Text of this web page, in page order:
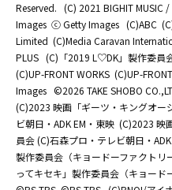
Reserved. (C) 2021 BIGHIT MUSIC
Images ⓒ Getty Images (C)ABC
Limited (C)Media Caravan
PLUS (C)「2019 L♡DK」製作委員
(C)UP-FRONT WORKS (C)UP-
Images ©2026 TAKE SHOBO
(C)2023 映画「ギーツ・キングオー
ビ朝日・ADK EM・東映 (C)2023 映
員会 (C)石森プロ・テレビ朝日・
製作委員会（キョードーファクトリ
ってキセキ」製作委員会（キョード